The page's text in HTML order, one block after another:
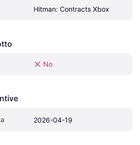
Hitman: Contracts Xbox
No
2026-04-19